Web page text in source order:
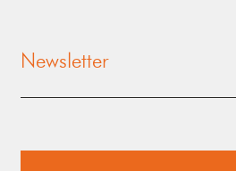
Newsletter